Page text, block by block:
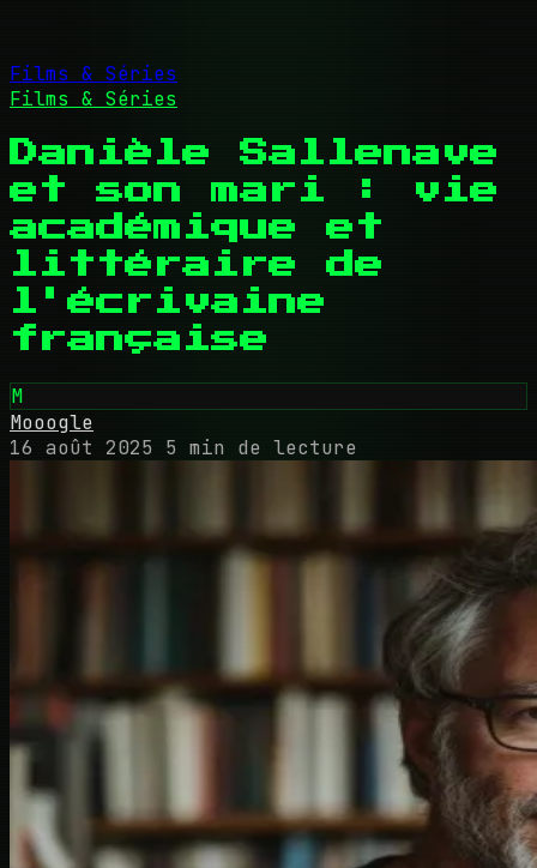
Films & Séries
Films & Séries
Danièle Sallenave
et son mari : vie
académique et
littéraire de
l'écrivaine
française
M
Mooogle
16 août 2025
5 min de lecture